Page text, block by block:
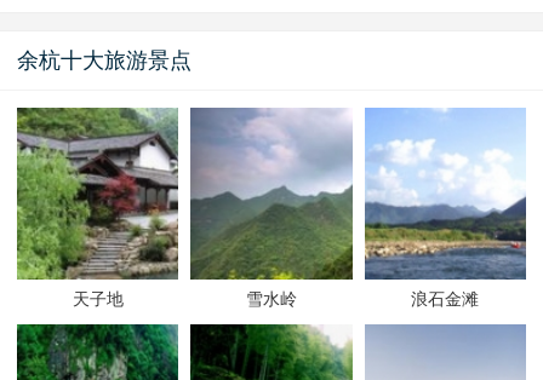
余杭十大旅游景点
天子地 雪水岭 浪石金滩